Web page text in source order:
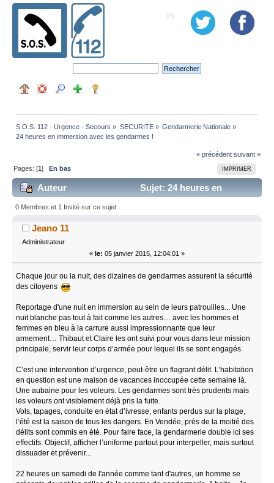
S.O.S. 112 - Urgence - Secours » SECURITE» Gendarmerie Nationale»
24 heures en immersion avec les gendarmes !
« précédent suivant »
IMPRIMER
Pages: [1]En bas
Auteur
Sujet: 24 heures en
immersion avec les gendarmes ! (Lu 4119 fois)
0 Membres et 1 Invité sur ce sujet
Jeano 11
Administrateur
« le: 05 janvier 2015, 12:04:01 »
Chaque jour ou la nuit, des dizaines de gendarmes assurent la sécurité
des citoyens
Reportage d'une nuit en immersion au sein de leurs patrouilles... Une
nuit blanche pas tout à fait comme les autres… avec les hommes et
femmes en bleu à la carrure aussi impressionnante que leur
armement… Thibaut et Claire les ont suivi pour vous dans leur mission
principale, servir leur corps d’armée pour lequel ils se sont engagés.
C’est une intervention d’urgence, peut-être un flagrant délit. L’habitation
en question est une maison de vacances inoccupée cette semaine là.
Une aubaine pour les voleurs. Les gendarmes sont très prudents mais
les voleurs ont visiblement déjà pris la fuite.
Vols, tapages, conduite en état d’ivresse, enfants perdus sur la plage,
l’été est la saison de tous les dangers. En Vendée, près de la moitié des
délits sont commis en été. Pour faire face, la gendarmerie double ici ses
effectifs. Objectif, afficher l’uniforme partout pour interpeller, mais surtout
dissuader et prévenir...
22 heures un samedi de l'année comme tant d'autres, un homme se